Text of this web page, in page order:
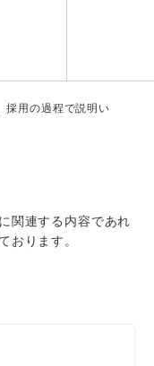
採用の過程で説明い
関連する内容であれ
おります。